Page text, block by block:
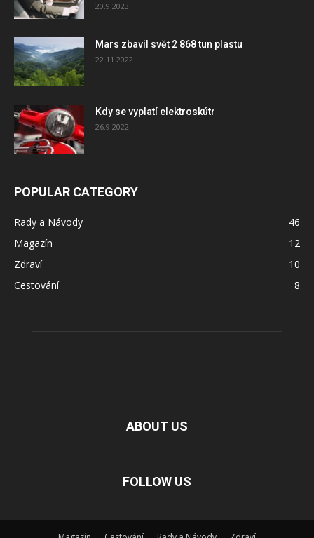
20.9.2023
Mars zbavil svět 2 868 tun plastu
22.11.2022
Kdy se vyplatí elektroskútr
26.9.2022
POPULAR CATEGORY
Rady a Návody
46
Magazín
12
Zdraví
10
Cestování
8
ABOUT US
FOLLOW US